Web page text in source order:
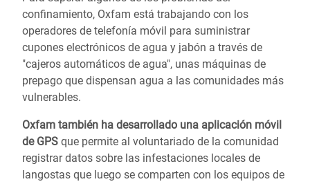
confinamiento, Oxfam está trabajando con los
operadores de telefonía móvil para suministrar
cupones electrónicos de agua y jabón a través de
"cajeros automáticos de agua", unas máquinas de
prepago que dispensan agua a las comunidades más
vulnerables.
Oxfam también ha desarrollado una aplicación móvil
de GPS que permite al voluntariado de la comunidad
registrar datos sobre las infestaciones locales de
langostas que luego se comparten con los equipos de